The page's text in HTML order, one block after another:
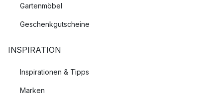
Gartenmöbel
Geschenkgutscheine
INSPIRATION
Inspirationen & Tipps
Marken